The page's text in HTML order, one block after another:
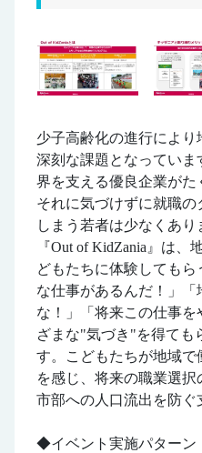
少子高齢化の進行によ
深刻な課題となってい
界を支える優良企業がた
それに気づけずに就職
しまう若者は少なくあり
『Out of KidZania』は、
どもたちに体験しても
な仕事があるんだ！」
な！」「将来この仕事を
ざまな"気づき"を得ても
す。こどもたちが地域
を感じ、将来の職業選
市部への人口流出を防ぐ
◆イベント実施パターン